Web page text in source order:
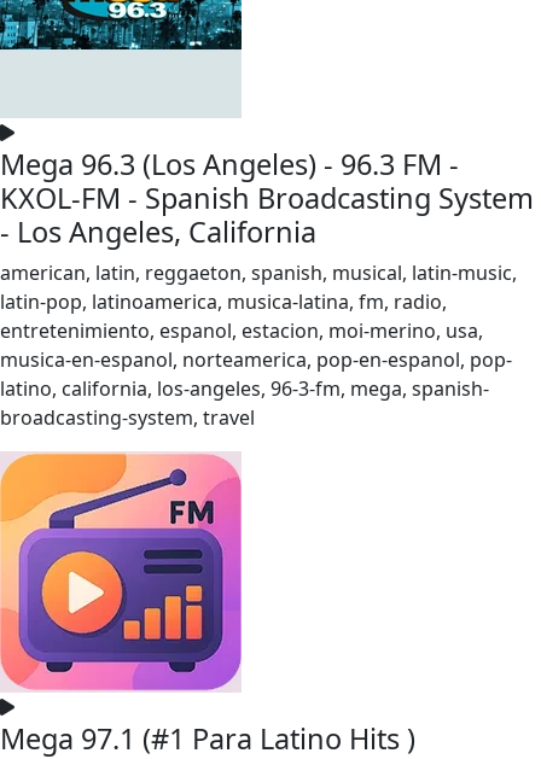
Mega 96.3 (Los Angeles) - 96.3 FM -
KXOL-FM - Spanish Broadcasting System
- Los Angeles, California
american, latin, reggaeton, spanish, musical, latin-music,
latin-pop, latinoamerica, musica-latina, fm, radio,
entretenimiento, espanol, estacion, moi-merino, usa,
musica-en-espanol, norteamerica, pop-en-espanol, pop-
latino, california, los-angeles, 96-3-fm, mega, spanish-
broadcasting-system, travel
Mega 97.1 (#1 Para Latino Hits )